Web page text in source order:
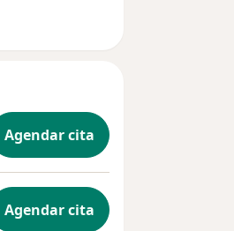
Agendar cita
Agendar cita